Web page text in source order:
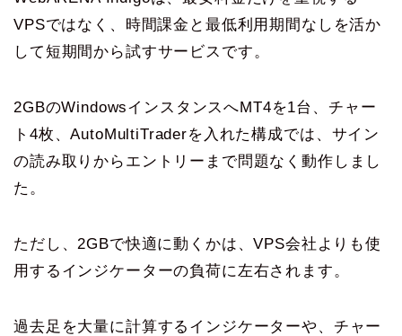
VPSではなく、時間課金と最低利用期間なしを活か
して短期間から試すサービスです。
2GBのWindowsインスタンスへMT4を1台、チャー
ト4枚、AutoMultiTraderを入れた構成では、サイン
の読み取りからエントリーまで問題なく動作しまし
た。
ただし、2GBで快適に動くかは、VPS会社よりも使
用するインジケーターの負荷に左右されます。
過去足を大量に計算するインジケーターや、チャー